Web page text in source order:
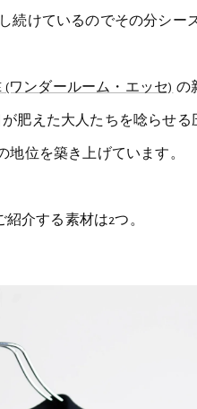
続けているのでその分シー
(ワンダールーム・エッセ) の
肥えた大人たちを唸らせる
地位を築き上げています。
紹介する素材は2つ。